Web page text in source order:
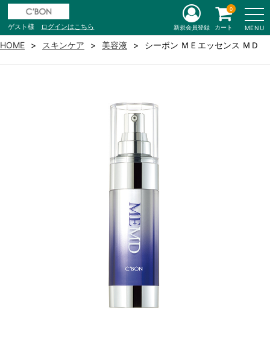
ゲスト様 ログインはこちら MENU
新規会員登録 カート
0
HOME スキンケア 美容液 シーボン ＭＥエッセンス ＭＤ